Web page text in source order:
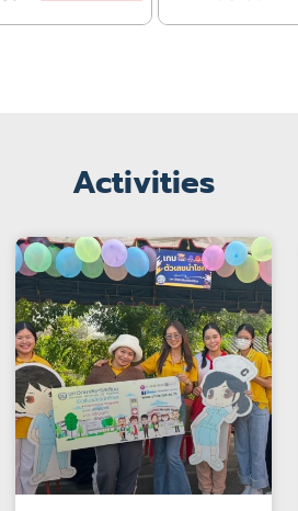
Activities